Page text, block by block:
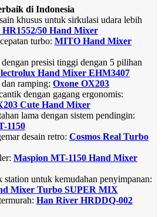
di Indonesia
khusus untuk sirkulasi udara lebih
HR1552/50 Hand Mixer
turbo: MITO Hand Mixer
presisi tinggi dengan 5 pilihan
Hand Mixer EHM3407
ramping: Oxone OX203
dengan gagang ergonomis:
Cute Hand Mixer
lama dengan sistem pendingin:
1150
desain retro: Cosmos Real Turbo
Maspion MT-1150 Hand Mixer
station untuk kemudahan penyimpanan:
Mixer Turbo SUPER MIX
Han River HRDDQ-002